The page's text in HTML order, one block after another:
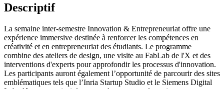
Descriptif
La semaine inter-semestre Innovation & Entrepreneuriat offre une
expérience immersive destinée à renforcer les compétences en
créativité et en entrepreneuriat des étudiants. Le programme
combine des ateliers de design, une visite au FabLab de l'X et des
interventions d'experts pour approfondir les processus d'innovation.
Les participants auront également l’opportunité de parcourir des sites
emblématiques tels que l’Inria Startup Studio et le Siemens Digital